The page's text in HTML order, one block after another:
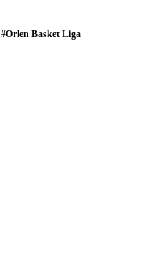
#Orlen Basket Liga